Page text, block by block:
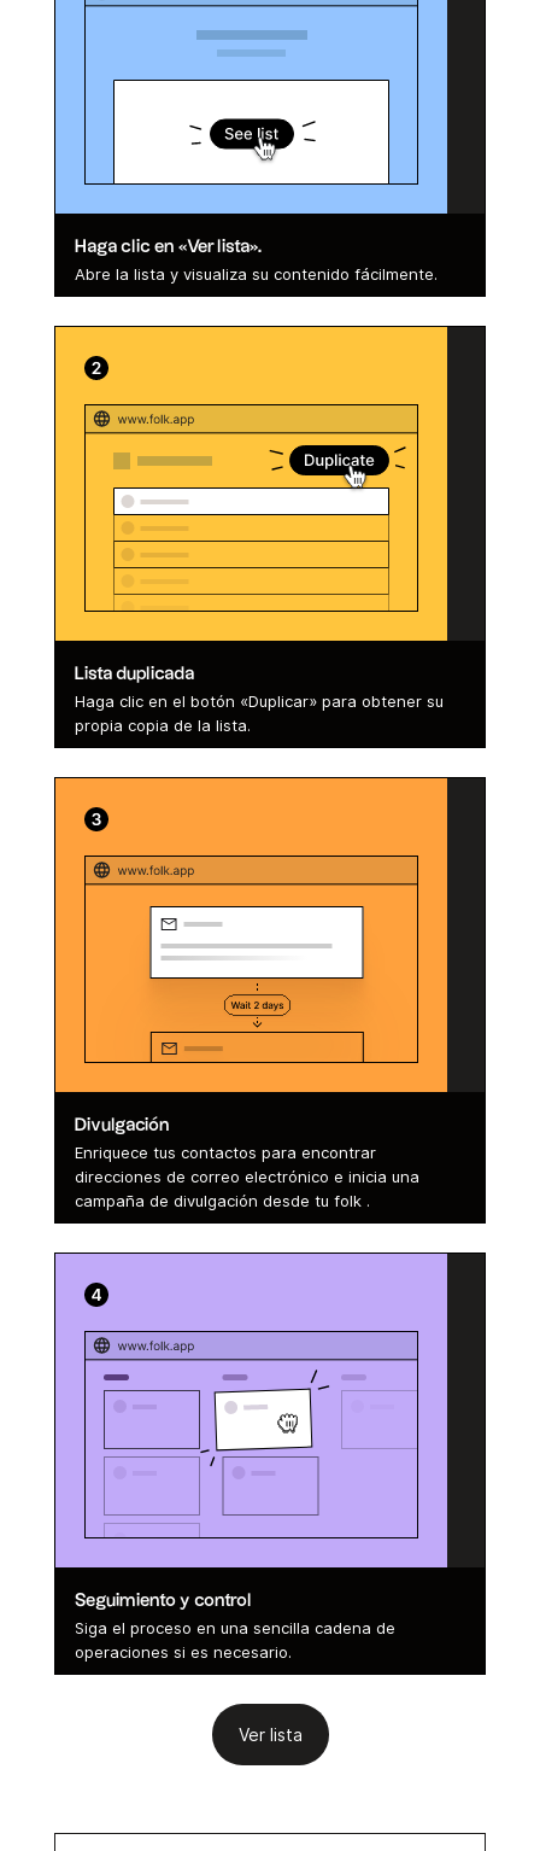
Haga clic en «Ver lista».
Abre la lista y visualiza su contenido fácilmente.
Lista duplicada
Haga clic en el botón «Duplicar» para obtener su
propia copia de la lista.
Divulgación
Enriquece tus contactos para encontrar
direcciones de correo electrónico e inicia una
campaña de divulgación desde tu folk .
Seguimiento y control
Siga el proceso en una sencilla cadena de
operaciones si es necesario.
Ver lista